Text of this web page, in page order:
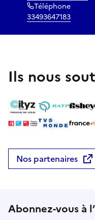
Téléphone
33493647183
Ils nous
Nos partenaires
Abonnez-vous à